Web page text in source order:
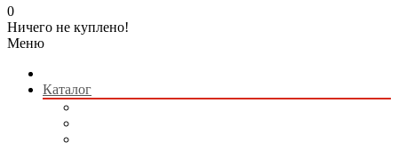
0
Ничего не куплено!
Меню
Каталог